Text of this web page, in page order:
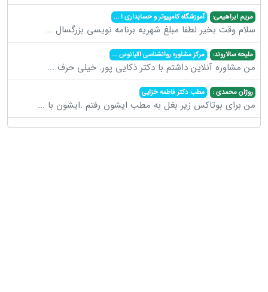
مریم ابراهیمی: آموزشگاه کامپیوتر و حسابداری ا...
سلام وقت بخیر لطفا مبلغ شهریه برنامه نویسی بزرگسال ...
ملیحه سالاروند: مرکز مشاوره روانشناسی اقیانوس...
من مشاوره آنلاین داشتم با دکتر ذکایی پور. خیلی حرف ...
روژان محمدی : مطب دکتر فاطمه خزایی
من برای بوتاکس زیر بغل به مطب ایشون رفتم .ایشون با ...